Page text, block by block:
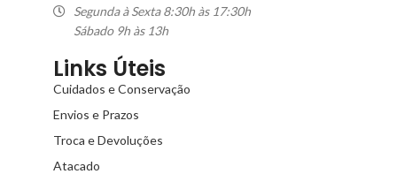
Segunda à Sexta 8:30h às 17:30h
Sábado 9h às 13h
Links Úteis
Cuidados e Conservação
Envios e Prazos
Troca e Devoluções
Atacado